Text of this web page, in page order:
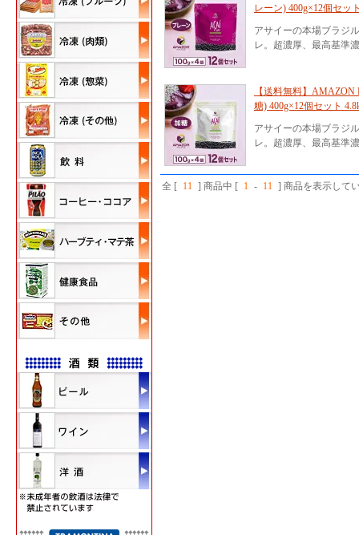
レーン) 400g×12個セッ
アサイーの本場ブラジ
レ。超濃厚、最高基準
【送料無料】
糖) 400g×12個セット
アサイーの本場ブラジ
レ。超濃厚、最高基準
全 [ 11 ] 商品中 [ 1 - 11 ] 商品を表示して